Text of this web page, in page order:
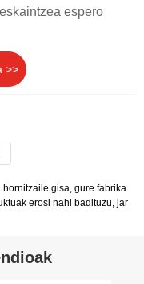
espero
>>
gisa, gure fabrika
erosi nahi badituzu, jar